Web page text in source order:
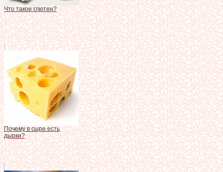
Что такое глютен?
Почему в сыре есть
дырки?